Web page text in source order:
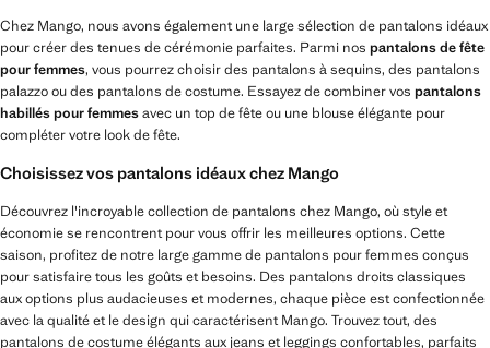
Chez Mango, nous avons également une large sélection de pantalons idéaux
pour créer des tenues de cérémonie parfaites. Parmi nos pantalons de fête
pour femmes, vous pourrez choisir des pantalons à sequins, des pantalons
palazzo ou des pantalons de costume. Essayez de combiner vos pantalons
habillés pour femmesavec un top de fête ou une blouse élégante pour
compléter votre look de fête.
Choisissez vos pantalons idéaux chez Mango
Découvrez l'incroyable collection de pantalons chez Mango, où style et
économie se rencontrent pour vous offrir les meilleures options. Cette
saison, profitez de notre large gamme de pantalons pour femmes conçus
pour satisfaire tous les goûts et besoins. Des pantalons droits classiques
aux options plus audacieuses et modernes, chaque pièce est confectionnée
avec la qualité et le design qui caractérisent Mango. Trouvez tout, des
pantalons de costume élégants aux jeans et leggings confortables, parfaits